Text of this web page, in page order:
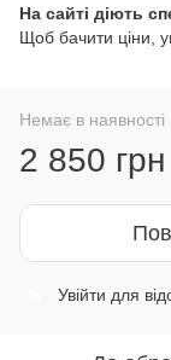
На сайті діють
Щоб бачити ціни,
Немає в наявності
2 850 грн
Увійти для